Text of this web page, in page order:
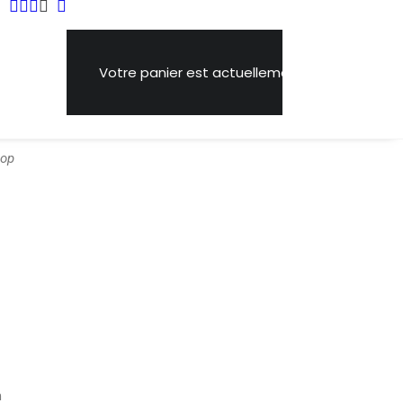
Votre panier est actuellement vide.